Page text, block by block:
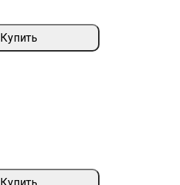
Купить